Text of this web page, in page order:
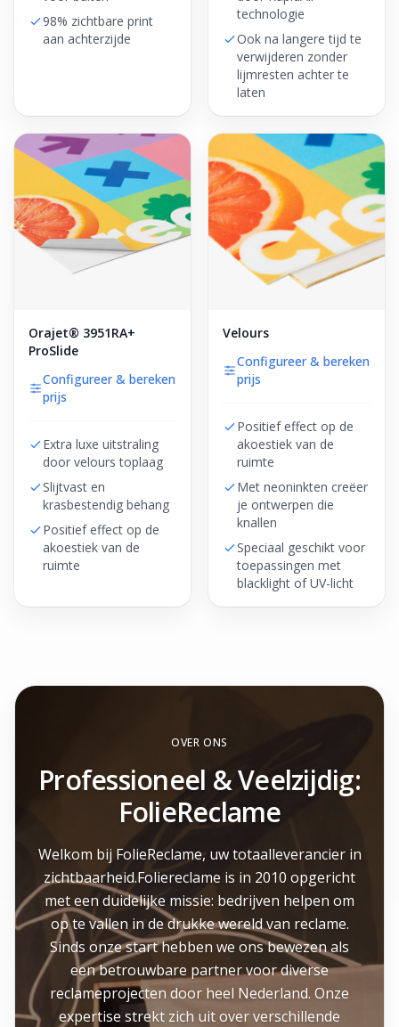
98% zichtbare print
aan achterzijde
technologie
Ook na langere tijd te
verwijderen zonder
lijmresten achter te
laten
Orajet® 3951RA+
ProSlide
Configureer & bereken
prijs
Extra luxe uitstraling
door velours toplaag
Slijtvast en
krasbestendig behang
Positief effect op de
akoestiek van de
ruimte
Velours
Configureer & bereken
prijs
Positief effect op de
akoestiek van de
ruimte
Met neoninkten creëer
je ontwerpen die
knallen
Speciaal geschikt voor
toepassingen met
blacklight of UV-licht
OVER ONS
Professioneel & Veelzijdig:
FolieReclame
Welkom bij FolieReclame, uw totaalleverancier in
zichtbaarheid.Foliereclame is in 2010 opgericht
met een duidelijke missie: bedrijven helpen om
op te vallen in de drukke wereld van reclame.
Sinds onze start hebben we ons bewezen als
een betrouwbare partner voor diverse
reclameprojecten door heel Nederland. Onze
expertise strekt zich uit over verschillende